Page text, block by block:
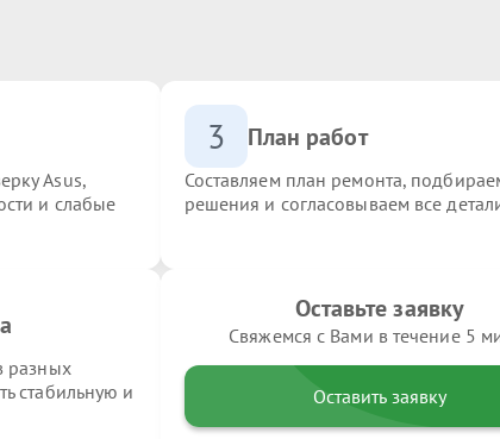
Asus,
и слабые
3 План работ
Составляем план ремонта,
решения и согласовываем все
разных
стабильную и
Оставьте заявку
Свяжемся с Вами в течение 5
Оставить заявку